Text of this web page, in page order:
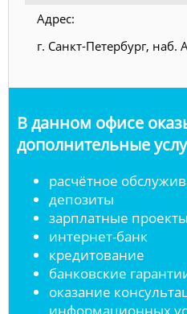
Адрес:
г. Санкт-Петербург, наб.
В данном офисе
дополнительные
расчётное
депозиты
зарплатные проекты
интернет-банк
кредитование
банковские
оказание
информационных